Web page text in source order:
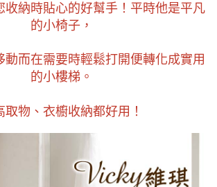
份有限公司提供之「AFTEE先享後付」服務完成之交
範圍內提供個人資料，並將交易相關給付款項請求債
事宜，請瀏覽以下網址：
事先徵得法定代理人或監護人之同意方可使用
後付」時，將依據個別帳號之用戶狀況，依本公司即
。
帳號或使用他人資訊註冊。若發現惡意使用之情形，
將有權停止該用戶之使用額度並採取法律行動。
收納時貼心的好幫手！平時他是平凡
的小椅子，
動而在需要時輕鬆打開便轉化成實用
的小樓梯。
取物、衣櫥收納都好用！